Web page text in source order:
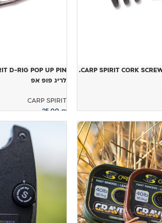
CARP SPIRIT CORK SCREW SWIVEL 10Pcs.
לריג פופ אפ
CARP SPIRIT
25.00₪